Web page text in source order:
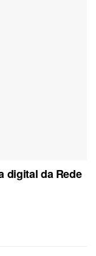
digital da Rede